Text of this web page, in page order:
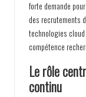
forte demande
des recrutements
technologies
compétence
Le rôle
continu